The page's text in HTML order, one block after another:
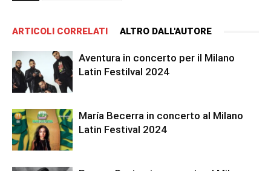
ARTICOLI CORRELATI ALTRO DALL'AUTORE
Aventura in concerto per il Milano
Latin Festilval 2024
María Becerra in concerto al Milano
Latin Festival 2024